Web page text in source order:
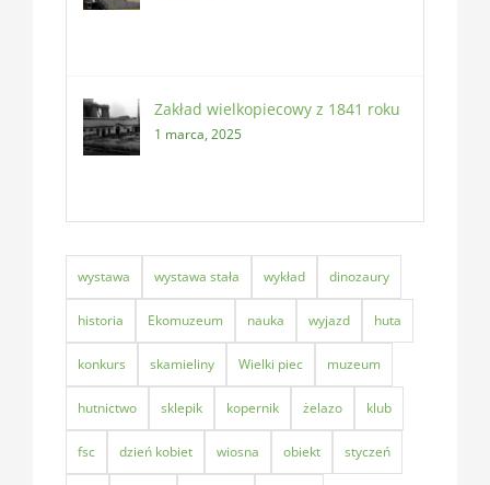
Zakład wielkopiecowy z 1841 roku
1 marca, 2025
wystawa wystawa stała wykład dinozaury
historia Ekomuzeum nauka wyjazd huta
konkurs skamieliny Wielki piec muzeum
hutnictwo sklepik kopernik żelazo klub
fsc dzień kobiet wiosna obiekt styczeń